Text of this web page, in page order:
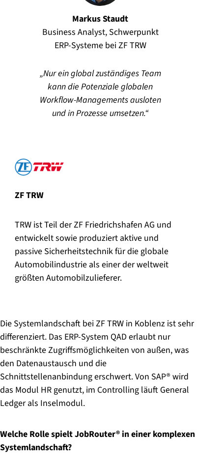
Nur ein global zuständiges Team
kann die Potenziale globalen
Workflow-Managements ausloten
und in Prozesse umsetzen.
Markus Staudt
Business Analyst, Schwerpunkt
ERP-Systeme bei ZF TRW
ZF TRW
TRW ist Teil der ZF Friedrichshafen AG und
entwickelt sowie produziert aktive und
passive Sicherheitstechnik für die globale
Automobilindustrie als einer der weltweit
größten Automobilzulieferer.
Die Systemlandschaft bei ZF TRW in Koblenz ist sehr
differenziert. Das ERP-System QAD erlaubt nur
beschränkte Zugriffsmöglichkeiten von außen, was
den Datenaustausch und die
Schnittstellenanbindung erschwert. Von SAP® wird
das Modul HR genutzt, im Controlling läuft General
Ledger als Inselmodul.
Welche Rolle spielt JobRouter® in einer komplexen
Systemlandschaft?